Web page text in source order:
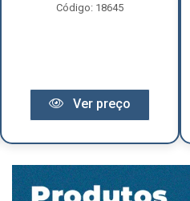
Código: 18645
Ver preço